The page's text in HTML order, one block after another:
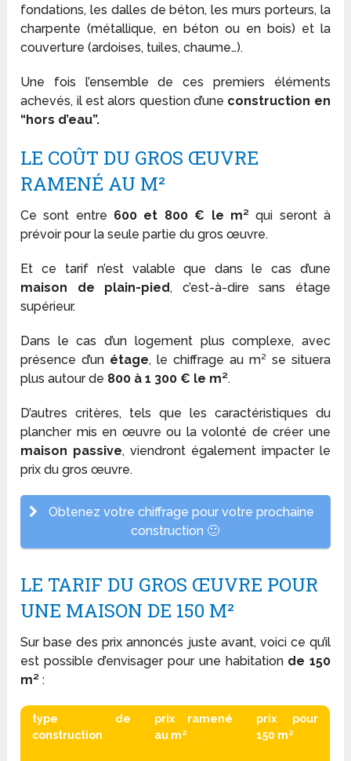
fondations, les dalles de béton, les murs porteurs, la
charpente (métallique, en béton ou en bois) et la
couverture (ardoises, tuiles, chaume…).
Une fois l’ensemble de ces premiers éléments
achevés, il est alors question d’une construction en
“hors d’eau”.
LE COÛT DU GROS ŒUVRE
RAMENÉ AU M²
Ce sont entre 600 et 800 € le m²qui seront à
prévoir pour la seule partie du gros œuvre.
Et ce tarif n’est valable que dans le cas d’une
maison de plain-pied, c’est-à-dire sans étage
supérieur.
Dans le cas d’un logement plus complexe, avec
présence d’un étage, le chiffrage au m² se situera
plus autour de 800 à 1 300 € le m².
D’autres critères, tels que les caractéristiques du
plancher mis en œuvre ou la volonté de créer une
maison passive, viendront également impacter le
prix du gros œuvre.
Obtenez votre chiffrage pour votre prochaine
construction 🙂
LE TARIF DU GROS ŒUVRE POUR
UNE MAISON DE 150 M²
Sur base des prix annoncés juste avant, voici ce qu’il
est possible d’envisager pour une habitation de 150
m² :
type de
construction
prix ramené
au m²
prix pour
150 m²